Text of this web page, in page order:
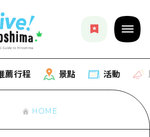
薦行程 景點 活動
HOME